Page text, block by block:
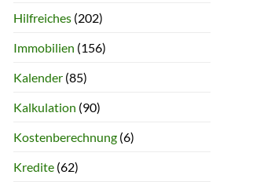
Hilfreiches(202)
Immobilien (156)
Kalender(85)
Kalkulation (90)
Kostenberechnung(6)
Kredite(62)